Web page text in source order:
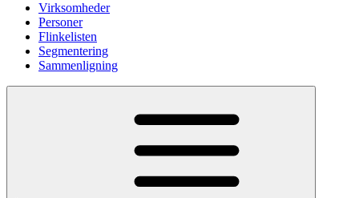
Virksomheder
Personer
Flinkelisten
Segmentering
Sammenligning